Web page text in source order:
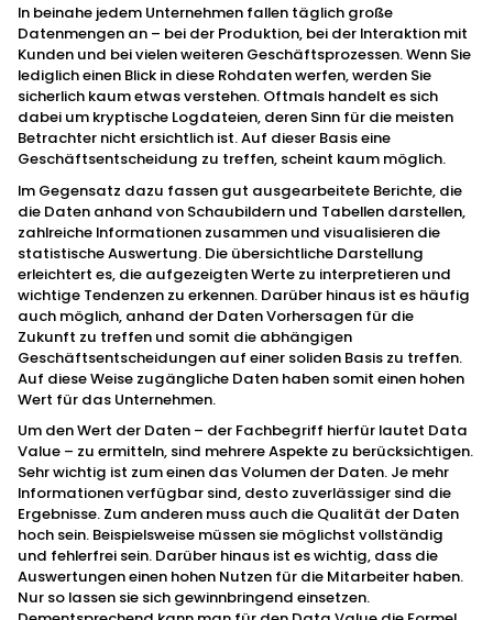
In beinahe jedem Unternehmen fallen täglich große
Datenmengen an – bei der Produktion, bei der Interaktion mit
Kunden und bei vielen weiteren Geschäftsprozessen. Wenn Sie
lediglich einen Blick in diese Rohdaten werfen, werden Sie
sicherlich kaum etwas verstehen. Oftmals handelt es sich
dabei um kryptische Logdateien, deren Sinn für die meisten
Betrachter nicht ersichtlich ist. Auf dieser Basis eine
Geschäftsentscheidung zu treffen, scheint kaum möglich.
Im Gegensatz dazu fassen gut ausgearbeitete Berichte, die
die Daten anhand von Schaubildern und Tabellen darstellen,
zahlreiche Informationen zusammen und visualisieren die
statistische Auswertung. Die übersichtliche Darstellung
erleichtert es, die aufgezeigten Werte zu interpretieren und
wichtige Tendenzen zu erkennen. Darüber hinaus ist es häufig
auch möglich, anhand der Daten Vorhersagen für die
Zukunft zu treffen und somit die abhängigen
Geschäftsentscheidungen auf einer soliden Basis zu treffen.
Auf diese Weise zugängliche Daten haben somit einen hohen
Wert für das Unternehmen.
Um den Wert der Daten – der Fachbegriff hierfür lautet Data
Value – zu ermitteln, sind mehrere Aspekte zu berücksichtigen.
Sehr wichtig ist zum einen das Volumen der Daten. Je mehr
Informationen verfügbar sind, desto zuverlässiger sind die
Ergebnisse. Zum anderen muss auch die Qualität der Daten
hoch sein. Beispielsweise müssen sie möglichst vollständig
und fehlerfrei sein. Darüber hinaus ist es wichtig, dass die
Auswertungen einen hohen Nutzen für die Mitarbeiter haben.
Nur so lassen sie sich gewinnbringend einsetzen.